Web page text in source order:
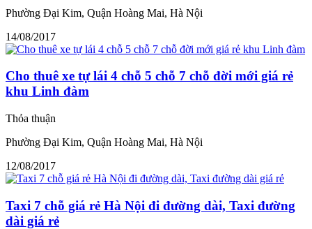
Phường Đại Kim, Quận Hoàng Mai, Hà Nội
14/08/2017
Cho thuê xe tự lái 4 chỗ 5 chỗ 7 chỗ đời mới giá rẻ
khu Linh đàm
Thỏa thuận
Phường Đại Kim, Quận Hoàng Mai, Hà Nội
12/08/2017
Taxi 7 chỗ giá rẻ Hà Nội đi đường dài, Taxi đường
dài giá rẻ